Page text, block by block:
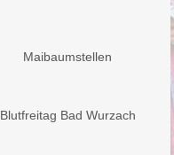
Maibaumstellen
Blutfreitag Bad Wurzach